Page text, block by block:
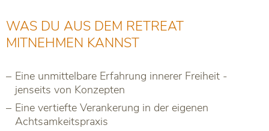
WAS DU AUS DEM RETREAT
MITNEHMEN KANNST
Eine unmittelbare Erfahrung innerer Freiheit -
jenseits von Konzepten
Eine vertiefte Verankerung in der eigenen
Achtsamkeitspraxis